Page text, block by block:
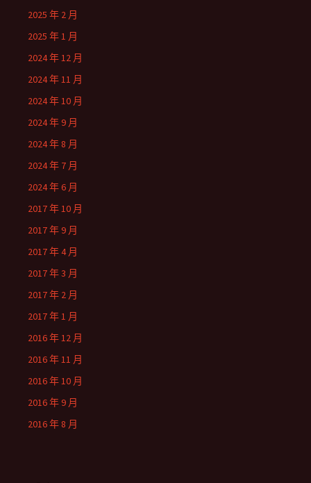
2025 年 2 月
2025 年 1 月
2024 年 12 月
2024 年 11 月
2024 年 10 月
2024 年 9 月
2024 年 8 月
2024 年 7 月
2024 年 6 月
2017 年 10 月
2017 年 9 月
2017 年 4 月
2017 年 3 月
2017 年 2 月
2017 年 1 月
2016 年 12 月
2016 年 11 月
2016 年 10 月
2016 年 9 月
2016 年 8 月